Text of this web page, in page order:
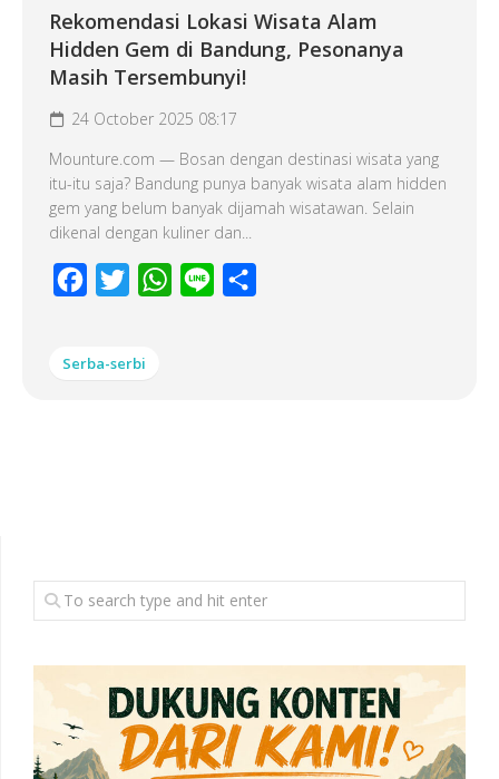
Rekomendasi Lokasi Wisata Alam
Hidden Gem di Bandung, Pesonanya
Masih Tersembunyi!
24 October 2025 08:17
Mounture.com — Bosan dengan destinasi wisata yang
itu-itu saja? Bandung punya banyak wisata alam hidden
gem yang belum banyak dijamah wisatawan. Selain
dikenal dengan kuliner dan...
Facebook
Twitter WhatsApp
Line
Serba-serbi